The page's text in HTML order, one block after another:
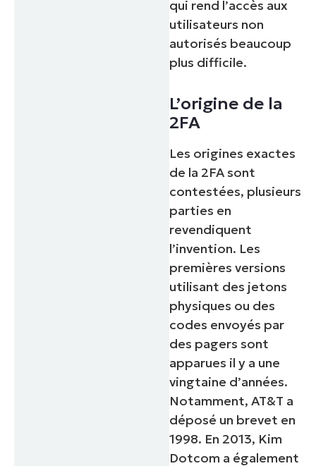
qui rend l’accès aux
utilisateurs non
autorisés beaucoup
plus difficile.
L’origine de la
2FA
Les origines exactes
de la 2FA sont
contestées, plusieurs
parties en
revendiquent
l’invention. Les
premières versions
utilisant des jetons
physiques ou des
codes envoyés par
des pagers sont
apparues il y a une
vingtaine d’années.
Notamment, AT&T a
déposé un brevet en
1998. En 2013, Kim
Dotcom a également